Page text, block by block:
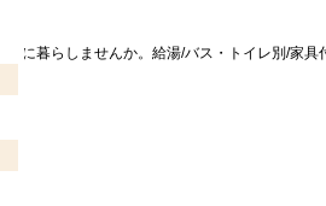
に暮らしませんか。給湯/バス・トイレ別/家具